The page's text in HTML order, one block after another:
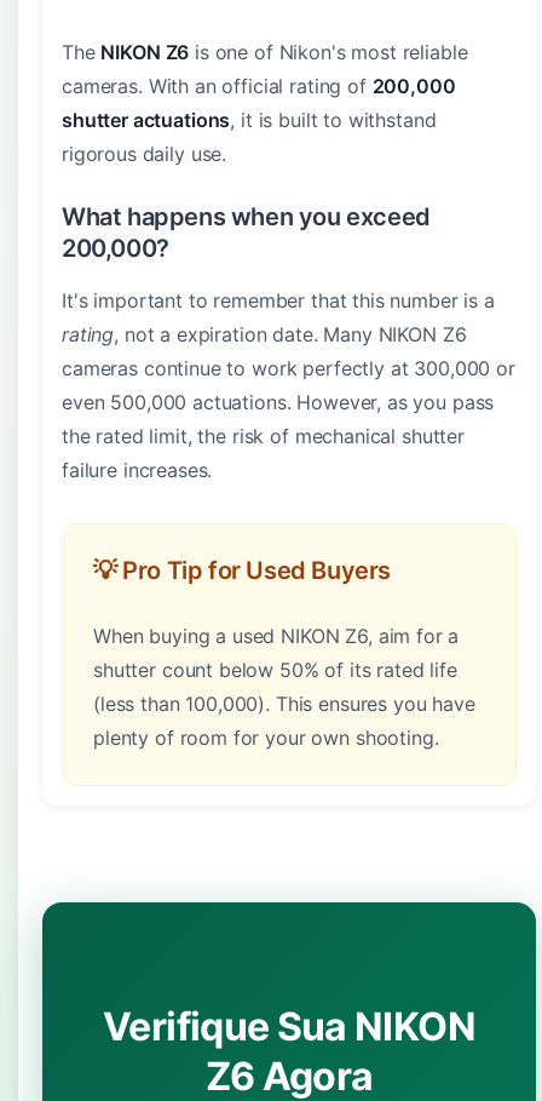
The NIKON Z6 is one of Nikon's most reliable
cameras. With an official rating of 200,000
shutter actuations, it is built to withstand
rigorous daily use.
What happens when you exceed
200,000?
It's important to remember that this number is a
rating, not a expiration date. Many NIKON Z6
cameras continue to work perfectly at 300,000 or
even 500,000 actuations. However, as you pass
the rated limit, the risk of mechanical shutter
failure increases.
💡 Pro Tip for Used Buyers
When buying a used NIKON Z6, aim for a
shutter count below 50% of its rated life
(less than 100,000). This ensures you have
plenty of room for your own shooting.
Verifique Sua NIKON
Z6 Agora